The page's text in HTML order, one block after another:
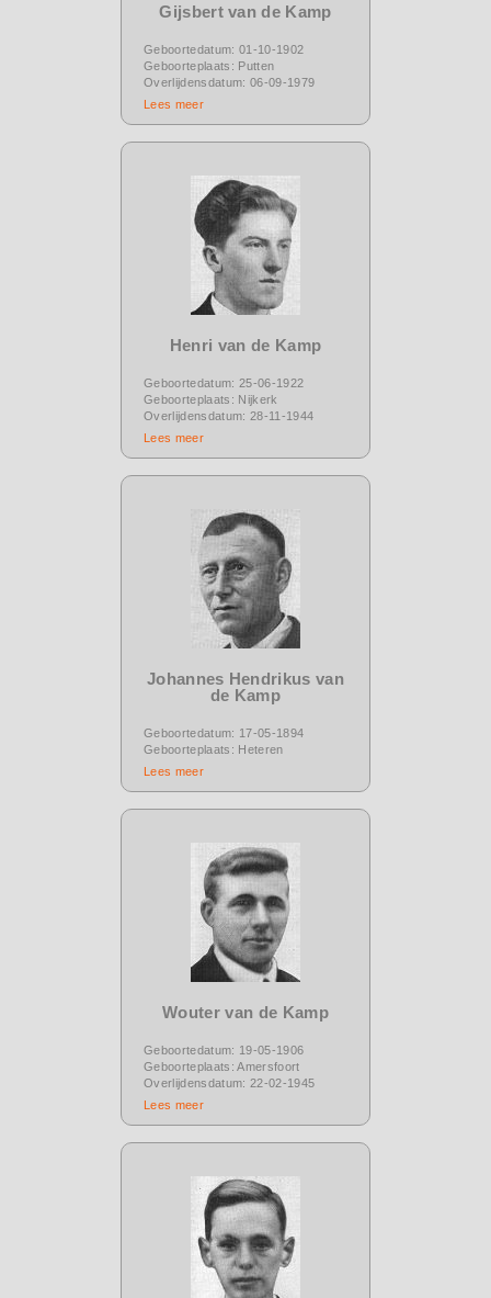
Gijsbert van de Kamp
Geboortedatum: 01-10-1902
Geboorteplaats: Putten
Overlijdensdatum: 06-09-1979
Lees meer
Henri van de Kamp
Geboortedatum: 25-06-1922
Geboorteplaats: Nijkerk
Overlijdensdatum: 28-11-1944
Lees meer
Johannes Hendrikus van
de Kamp
Geboortedatum: 17-05-1894
Geboorteplaats: Heteren
Lees meer
Wouter van de Kamp
Geboortedatum: 19-05-1906
Geboorteplaats: Amersfoort
Overlijdensdatum: 22-02-1945
Lees meer